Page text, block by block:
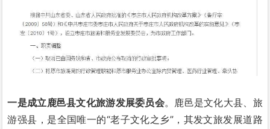
一是成立鹿邑县文化旅游发展委员会。鹿邑是文化大县、旅
游强县，是全国唯一的“老子文化之乡”，其发文旅发展道路